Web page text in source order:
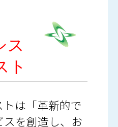
ス
ト
は「革新的で
を創造し、お